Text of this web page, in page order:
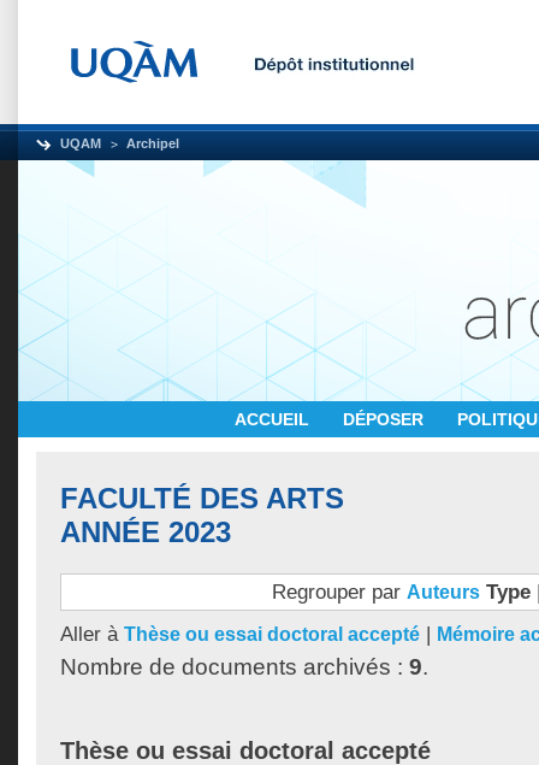
UQAM Archipel
ACCUEIL DÉPOSER
FACULTÉ DES ARTS
ANNÉE 2023
Regrouper par Auteurs Type
Aller à Thèse ou essai doctoral accepté | Mémoire
Nombre de documents archivés : 9.
Thèse ou essai doctoral accepté